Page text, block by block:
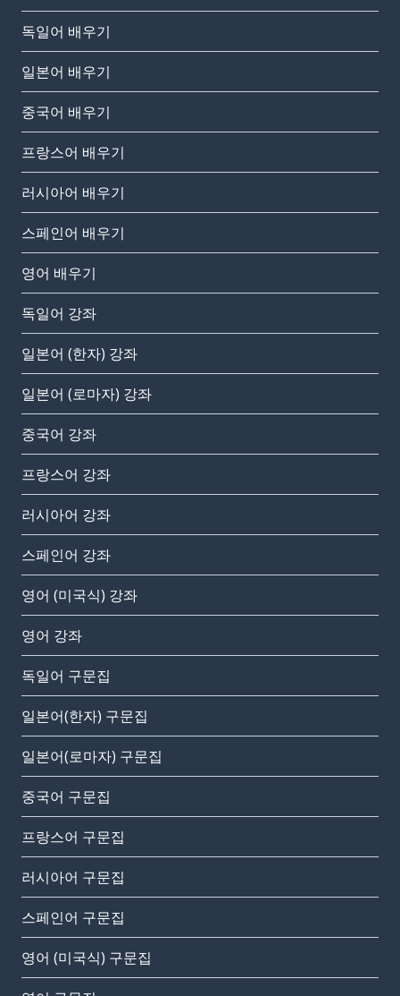
독일어 배우기
일본어 배우기
중국어 배우기
프랑스어 배우기
러시아어 배우기
스페인어 배우기
영어 배우기
독일어 강좌
일본어 (한자) 강좌
일본어 (로마자) 강좌
중국어 강좌
프랑스어 강좌
러시아어 강좌
스페인어 강좌
영어 (미국식) 강좌
영어 강좌
독일어 구문집
일본어(한자) 구문집
일본어(로마자) 구문집
중국어 구문집
프랑스어 구문집
러시아어 구문집
스페인어 구문집
영어 (미국식) 구문집